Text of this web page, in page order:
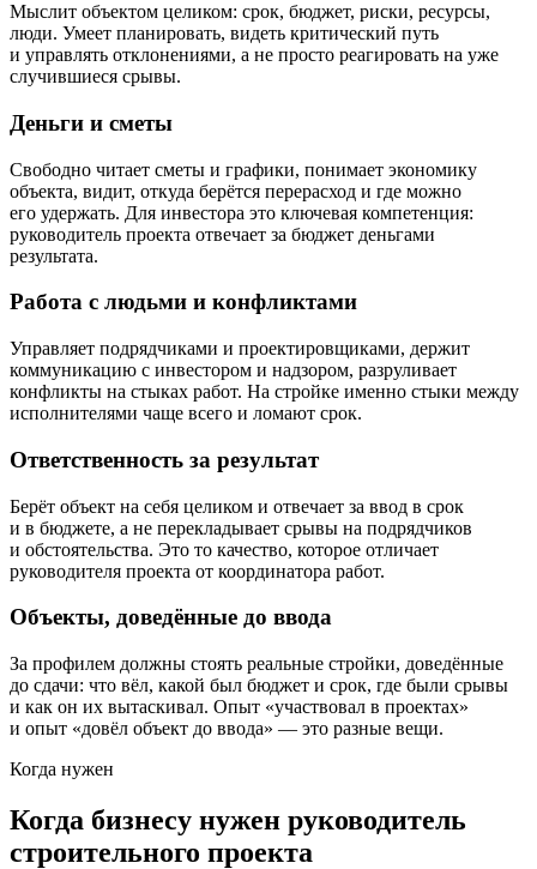
Мыслит объектом целиком: срок, бюджет, риски, ресурсы,
люди. Умеет планировать, видеть критический путь
и управлять отклонениями, а не просто реагировать на уже
случившиеся срывы.
Деньги и сметы
Свободно читает сметы и графики, понимает экономику
объекта, видит, откуда берётся перерасход и где можно
его удержать. Для инвестора это ключевая компетенция:
руководитель проекта отвечает за бюджет деньгами
результата.
Работа с людьми и конфликтами
Управляет подрядчиками и проектировщиками, держит
коммуникацию с инвестором и надзором, разруливает
конфликты на стыках работ. На стройке именно стыки между
исполнителями чаще всего и ломают срок.
Ответственность за результат
Берёт объект на себя целиком и отвечает за ввод в срок
и в бюджете, а не перекладывает срывы на подрядчиков
и обстоятельства. Это то качество, которое отличает
руководителя проекта от координатора работ.
Объекты, доведённые до ввода
За профилем должны стоять реальные стройки, доведённые
до сдачи: что вёл, какой был бюджет и срок, где были срывы
и как он их вытаскивал. Опыт «участвовал в проектах»
и опыт «довёл объект до ввода» — это разные вещи.
Когда нужен
Когда бизнесу нужен руководитель
строительного проекта